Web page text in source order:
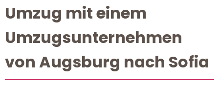
Umzug mit einem
Umzugsunternehmen
von Augsburg nach Sofia